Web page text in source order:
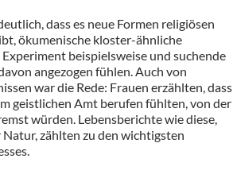
dass es neue Formen religiösen
ökumenische kloster-ähnliche
beispielsweise und suchende
angezogen fühlen. Auch von
war die Rede: Frauen erzählten, dass
geistlichen Amt berufen fühlten, von der
würden. Lebensberichte wie diese,
zählten zu den wichtigsten